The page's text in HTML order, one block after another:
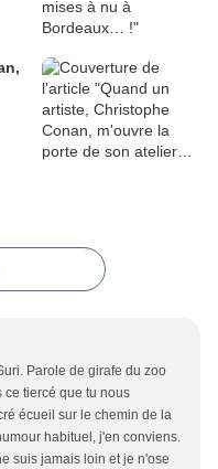
Parole de girafe du zoo
ce tiercé que tu nous
écueil sur le chemin de la
habituel, j'en conviens.
suis jamais loin et je n'ose